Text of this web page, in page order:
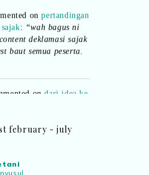
:“wah bagus ni
deklamasi sajak
baut semua peserta.
terbaik!”
on
february - july